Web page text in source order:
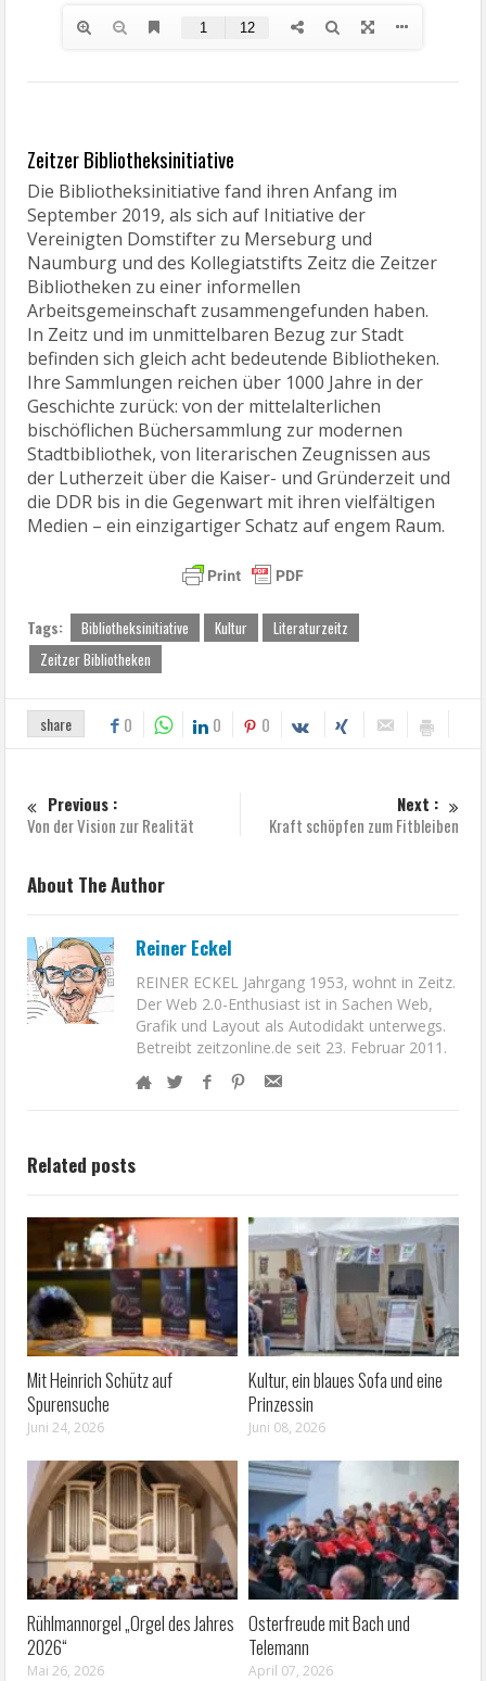
Zeitzer Bibliotheksinitiative
Die Bibliotheksinitiative fand ihren Anfang im
September 2019, als sich auf Initiative der
Vereinigten Domstifter zu Merseburg und
Naumburg und des Kollegiatstifts Zeitz die Zeitzer
Bibliotheken zu einer informellen
Arbeitsgemeinschaft zusammengefunden haben.
In Zeitz und im unmittelbaren Bezug zur Stadt
befinden sich gleich acht bedeutende Bibliotheken.
Ihre Sammlungen reichen über 1000 Jahre in der
Geschichte zurück: von der mittelalterlichen
bischöflichen Büchersammlung zur modernen
Stadtbibliothek, von literarischen Zeugnissen aus
der Lutherzeit über die Kaiser- und Gründerzeit und
die DDR bis in die Gegenwart mit ihren vielfältigen
Medien – ein einzigartiger Schatz auf engem Raum.
Tags: Bibliotheksinitiative Kultur
Literaturzeitz
Zeitzer Bibliotheken
share 0 0 0
Previous :
Von der Vision zur Realität
Next :
Kraft schöpfen zum Fitbleiben
About The Author
Reiner Eckel
REINER ECKEL Jahrgang 1953, wohnt in Zeitz.
Der Web 2.0-Enthusiast ist in Sachen Web,
Grafik und Layout als Autodidakt unterwegs.
Betreibt zeitzonline.de seit 23. Februar 2011.
Related posts
Mit Heinrich Schütz auf
Spurensuche
Juni 24, 2026
Kultur, ein blaues Sofa und eine
Prinzessin
Juni 08, 2026
Rühlmannorgel „Orgel des Jahres
2026“
Mai 26, 2026
Osterfreude mit Bach und
Telemann
April 07, 2026